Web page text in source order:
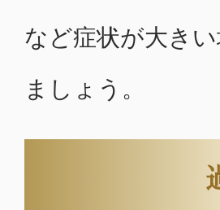
など症状が大き
ましょう。